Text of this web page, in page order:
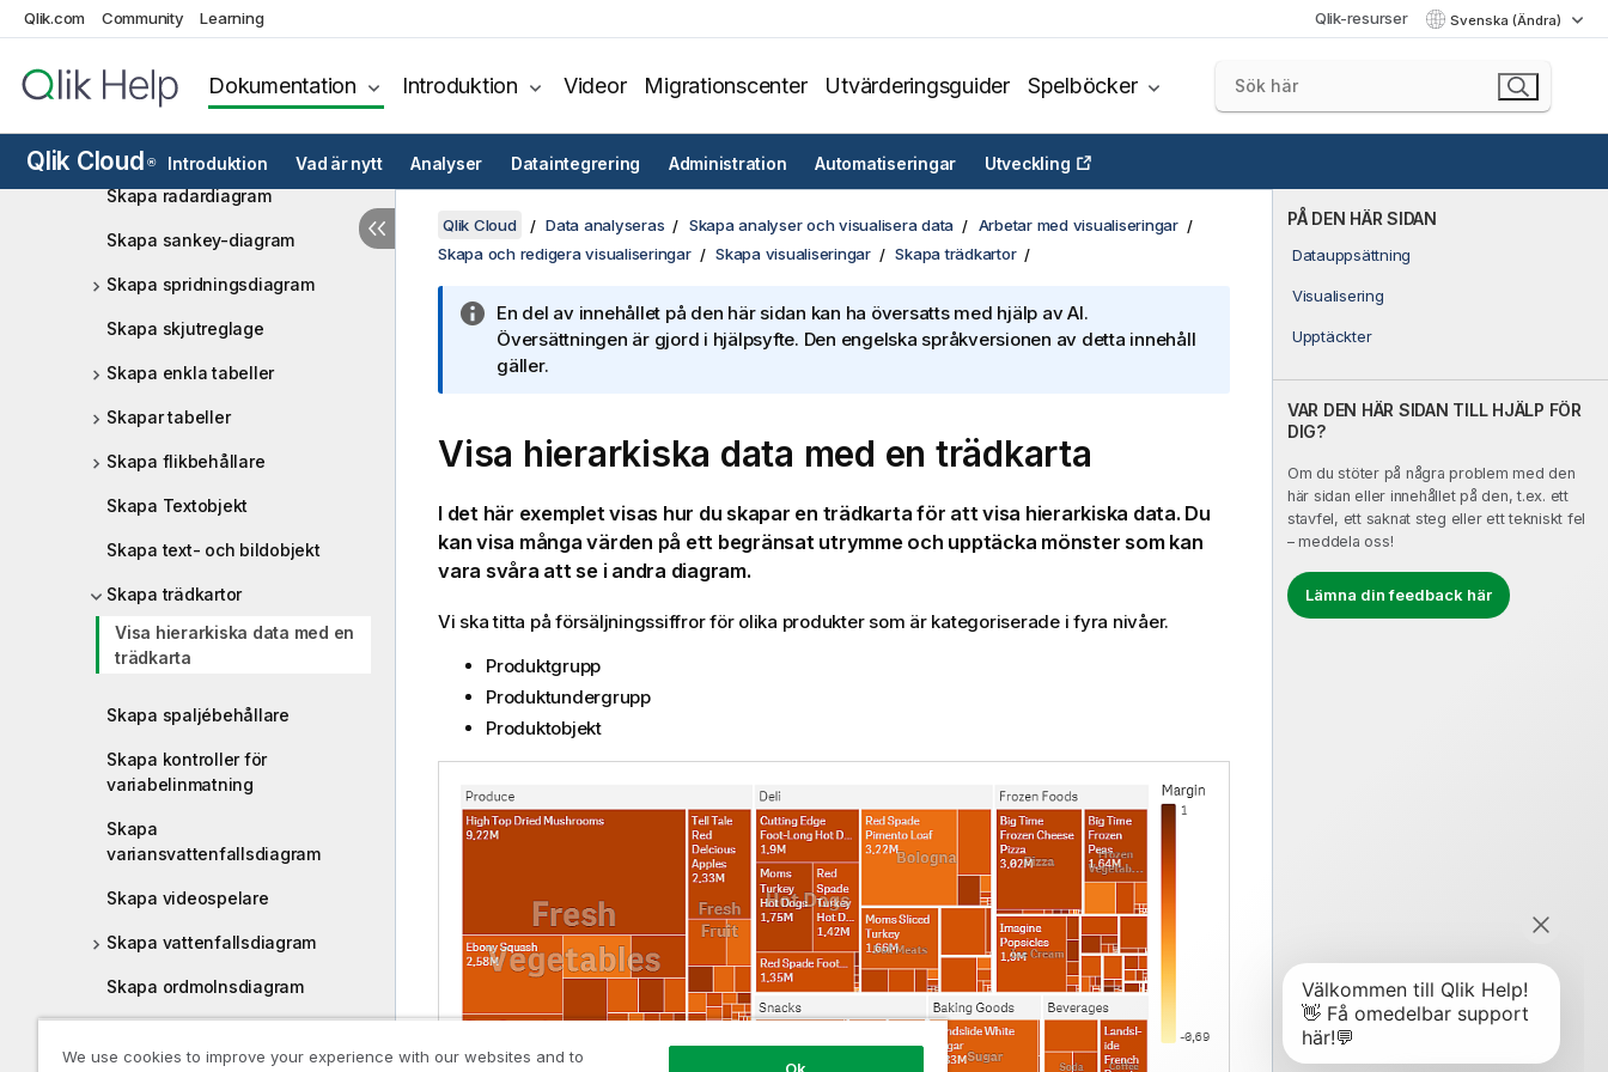
Qlik.com Community Learning Qlik-resurser Svenska (Ändra)
Dokumentation Introduktion Videor Migrationscenter Utvärderingsguider Spelböcker
Qlik Cloud ® Introduktion Vad är nytt Analyser Dataintegrering Administration Automatiseringar Utveckling
ringdiagram
Skapa pivottabeller (Pivot)
Skapa V & F-pivotdiagram
Skapa radardiagram
Skapa sankey-diagram
Skapa spridningsdiagram
Skapa skjutreglage
Skapa enkla tabeller
Skapar tabeller
Skapa flikbehållare
Skapa Textobjekt
Skapa text- och bildobjekt
Skapa trädkartor
Visa hierarkiska data med en
trädkarta
Skapa spaljébehållare
Skapa kontroller för
variabelinmatning
Skapa
variansvattenfallsdiagram
Skapa videospelare
Skapa vattenfallsdiagram
Skapa ordmolnsdiagram
PÅ DEN HÄR SIDAN
Datauppsättning
Visualisering
Upptäckter
VAR DEN HÄR SIDAN TILL HJÄLP FÖR
DIG?
Om du stöter på några problem med den
här sidan eller innehållet på den, t.ex. ett
stavfel, ett saknat steg eller ett tekniskt fel
– meddela oss!
Lämna din feedback här
Qlik Cloud Data analyseras Skapa analyser och visualisera data
Arbetar med visualiseringar
Skapa och redigera visualiseringar
Skapa visualiseringar Skapa trädkartor
En del av innehållet på den här sidan kan ha översatts med hjälp av AI.
Översättningen är gjord i hjälpsyfte. Den engelska språkversionen av detta innehåll
gäller.
Visa hierarkiska data med en trädkarta
I det här exemplet visas hur du skapar en trädkarta för att visa hierarkiska data. Du
kan visa många värden på ett begränsat utrymme och upptäcka mönster som kan
vara svåra att se i andra diagram.
Vi ska titta på försäljningssiffror för olika produkter som är kategoriserade i fyra nivåer.
Produktgrupp
Produktundergrupp
Produktobjekt
We use cookies to improve your experience with our websites and to